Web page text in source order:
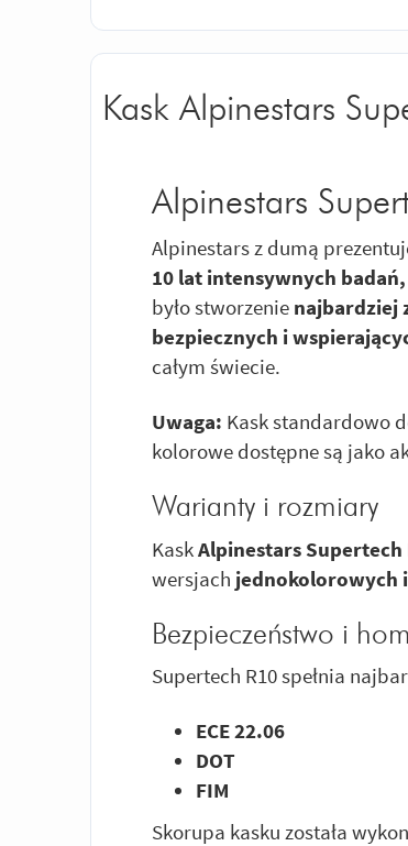
Kask Alpinestars
Alpinestars
Alpinestars z dumą
10 lat intensywnych
było stworzenie najbardziej
bezpiecznych i
całym świecie.
Uwaga: Kask standardowo
kolorowe dostępne są jako
Warianty i rozmiary
KaskAlpinestars Supertech
wersjach jednokolorowych
Bezpieczeństwo i
Supertech R10 spełnia
ECE 22.06
DOT
FIM
Skorupa kasku została